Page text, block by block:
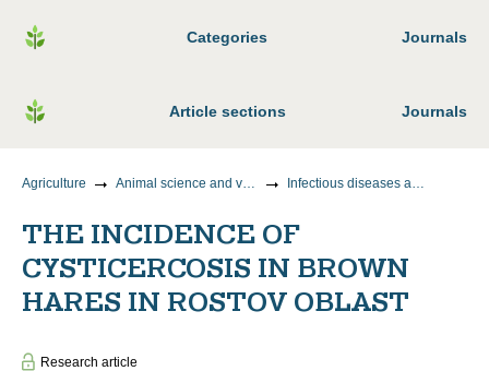
Categories Journals
Article sections Journals
Agriculture Animal science and veterinary medicine Infectious diseases and animal immunology
THE INCIDENCE OF
CYSTICERCOSIS IN BROWN
HARES IN ROSTOV OBLAST
Research article